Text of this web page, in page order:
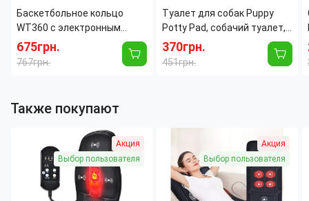
​​​​​​​Баскетбольное кольцо
WT360 с электронным
табло, светом и звуком,
щит 39×28 см, мяч Ø25 см
675грн.
767грн.
Туалет для собак Puppy
Potty Pad, собачий туалет,
лоток для собак, туалет
для щенков домашний
туалет для собак
370грн.
451грн.
Также покупают
Акция
Выбор пользователя
Акция
Выбор пользователя